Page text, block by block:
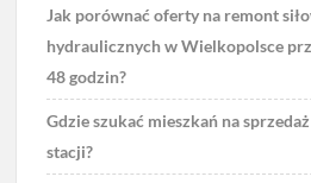
Jak porównać oferty na remont
hydraulicznych w Wielkopolsce
48 godzin?
Gdzie szukać mieszkań na
stacji?